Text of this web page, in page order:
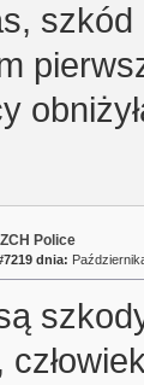
Police
dnia: